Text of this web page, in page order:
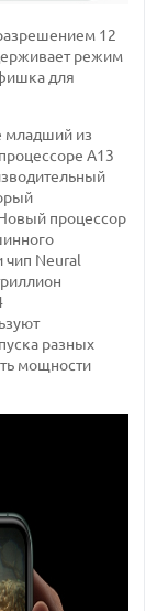
12
режим
для
младший из
А13
процессор
чип Neural
разных
мощности